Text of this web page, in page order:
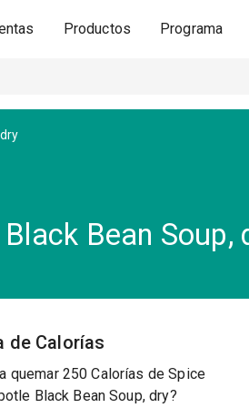
Productos Programa
Bean Soup,
de Calorías
quemar 250 Calorías de Spice
Black Bean Soup, dry?